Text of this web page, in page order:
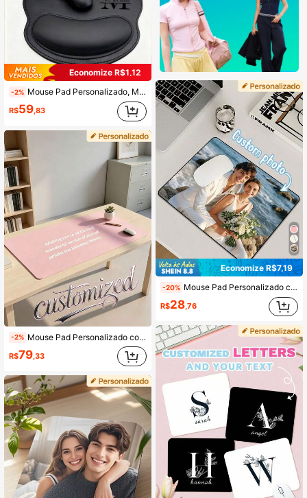
Economize R$1,12
-2% Mouse Pad Personalizado, Mouse Pad com Texto Personalizado, Mouse Pad Personalizado, Personalize o Nome da Empresa, Adequado para Uso em Escritório, Tapete de Mesa
R$59,83
-2% Mouse Pad Personalizado com Logo, Mouse Pad Branco Personalizado, Mouse Pad de Jogos Branco Personalizado, Personalização Personalizada, Personalizável, Natal, Presente de Natal, Festa de Natal, Retangular, Aniversário, Decoração de Sala de Estar, Presente de Aniversário, Adequado para Pai, Mãe, Amigos, Colegas, Escritório, Uso Comercial
R$79 ,33
Economize R$7,19
-20% Mouse Pad Personalizado com Foto, Impressão de Retrato Personalizada DIY Mousepad para Jogos, Acessórios de Mesa de Computador de Escritório, Decoração de Mesa Ergonômica
R$28,76